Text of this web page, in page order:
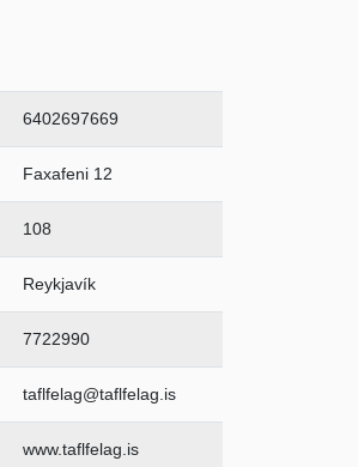
6402697669
Faxafeni 12
108
Reykjavík
7722990
taflfelag@taflfelag.is
www.taflfelag.is